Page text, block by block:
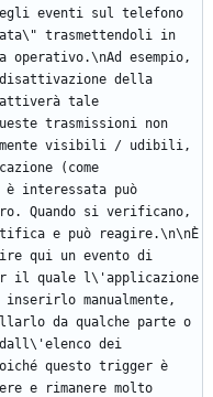
eventi sul telefono
trasmettendoli in
esempio,
della
attiverà tale
trasmissioni non
visibili / udibili,
(come
è interessata può
Quando si verificano,
e può reagire.\n\nÈ
qui un evento di
il quale l\'applicazione
manualmente,
da qualche parte o
dei
questo trigger è
e rimanere molto